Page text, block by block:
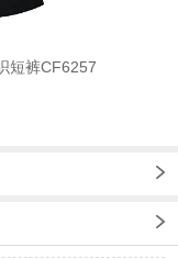
短裤CF6257